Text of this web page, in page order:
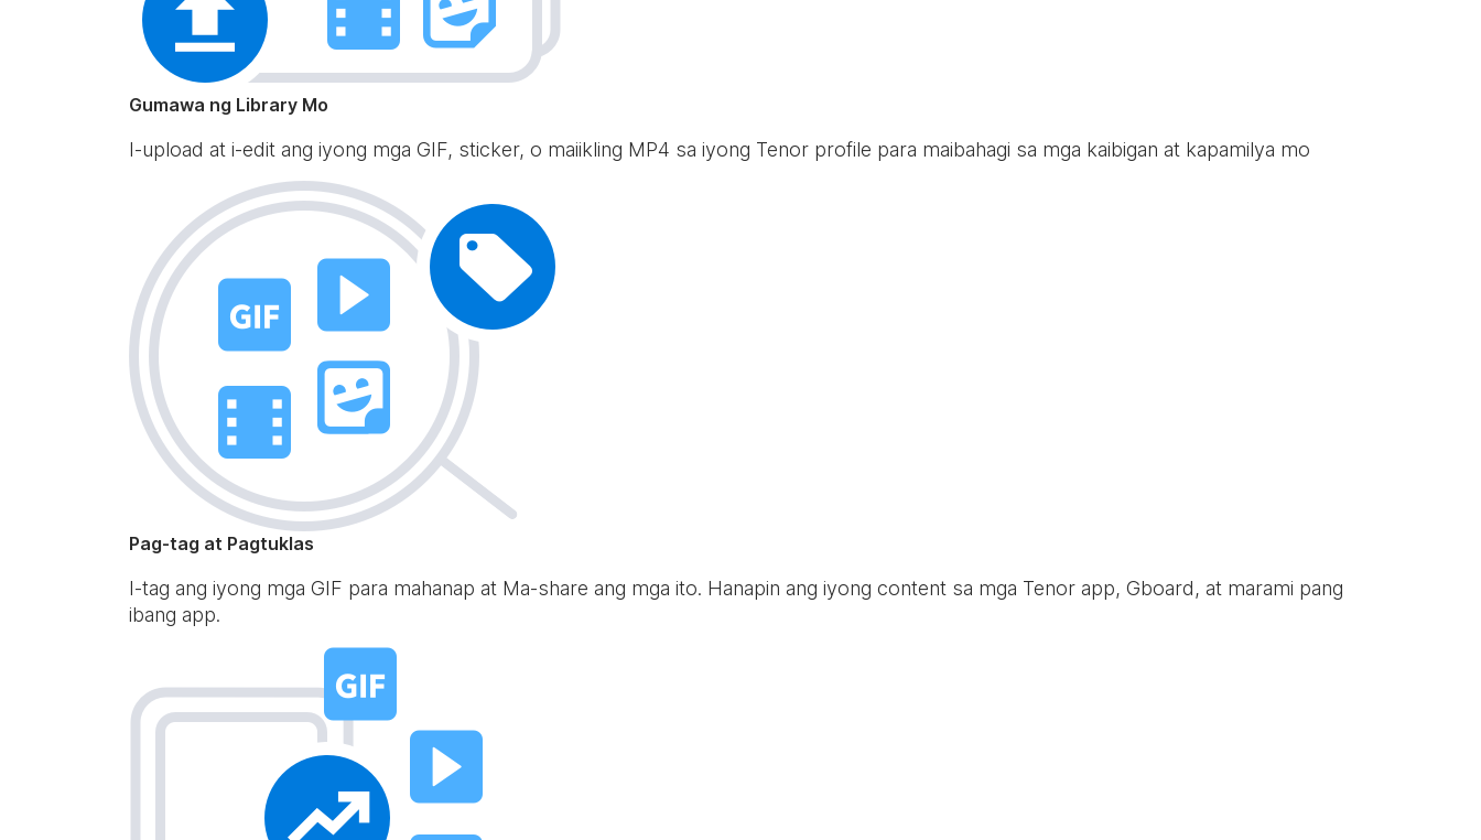
Gumawa ng Library Mo
I-upload at i-edit ang iyong mga GIF, sticker, o maiikling MP4 sa iyong Tenor profile para maibahagi sa mga kaibigan at kapamilya mo
Pag-tag at Pagtuklas
I-tag ang iyong mga GIF para mahanap at Ma-share ang mga ito. Hanapin ang iyong content sa mga Tenor app, Gboard, at marami pang
ibang app.